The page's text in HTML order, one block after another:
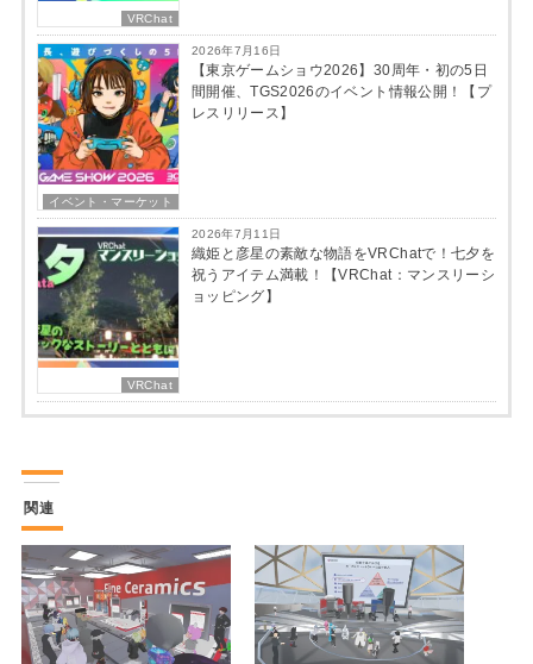
VRChat
イベント・マーケット
2026年7月16日
【東京ゲームショウ2026】30周年・初の5日
間開催、TGS2026のイベント情報公開！【プ
レスリリース】
VRChat
2026年7月11日
織姫と彦星の素敵な物語をVRChatで！七夕を
祝うアイテム満載！【VRChat：マンスリーシ
ョッピング】
関連